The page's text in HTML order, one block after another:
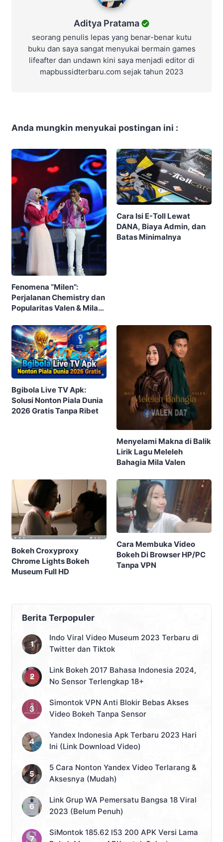
Aditya Pratama
seorang penulis lepas yang benar-benar kutu
buku dan saya sangat menyukai bermain games
lifeafter dan undawn kini saya menjadi editor di
mapbussidterbaru.com sejak tahun 2023
Anda mungkin menyukai postingan ini :
Fenomena “Milen”:
Perjalanan Chemistry dan
Popularitas Valen & Mila
Publik
Cara Isi E-Toll Lewat
DANA, Biaya Admin, dan
Batas Minimalnya
Bgibola Live TV Apk:
Solusi Nonton Piala Dunia
2026 Gratis Tanpa Ribet
Menyelami Makna di Balik
Lirik Lagu Meleleh
Bahagia Mila Valen
Bokeh Croxyproxy
Chrome Lights Bokeh
Museum Full HD
Cara Membuka Video
Bokeh Di Browser HP/PC
Tanpa VPN
Berita Terpopuler
Indo Viral Video Museum 2023 Terbaru di
Twitter dan Tiktok
Link Bokeh 2017 Bahasa Indonesia 2024,
No Sensor Terlengkap 18+
Simontok VPN Anti Blokir Bebas Akses
Video Bokeh Tanpa Sensor
Yandex Indonesia Apk Terbaru 2023 Hari
Ini (Link Download Video)
5 Cara Nonton Yandex Video Terlarang &
Aksesnya (Mudah)
Link Grup WA Pemersatu Bangsa 18 Viral
2023 (Belum Penuh)
SiMontok 185.62 l53 200 APK Versi Lama